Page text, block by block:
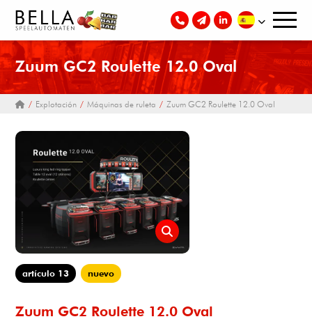
Zuum GC2 Roulette 12.0 Oval
Explotación Máquinas de ruleta Zuum GC2 Roulette 12.0 Oval
Zuum GC2 Roulette 12.0 Oval
artículo 13 nuevo